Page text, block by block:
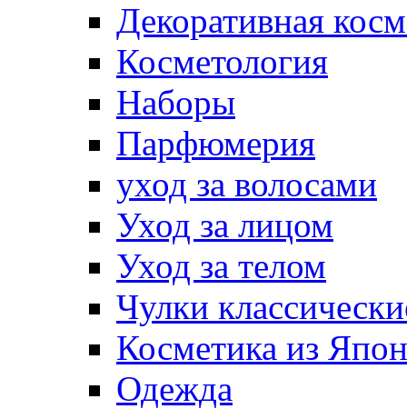
Декоративная
Косметология
Наборы
Парфюмерия
уход за волосами
Уход за лицом
Уход за телом
Чулки
Косметика из
Одежда